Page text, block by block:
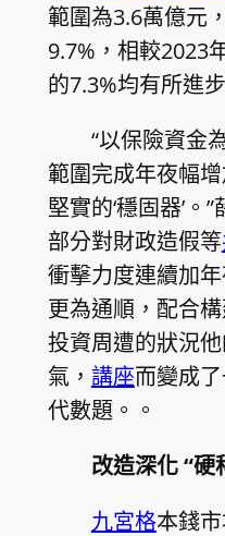
範圍為3.6萬億元
9.7%，相較2023
的7.3%均有所進步
“以保險資金
範圍完成年夜幅
堅實的‘穩固器’。
部分對財政造假等
衝擊力度連續加
更為通順，配合
投資周遭的狀況
氣， 講座而變成
代數題。。
改造深化 “硬
九宮格本錢